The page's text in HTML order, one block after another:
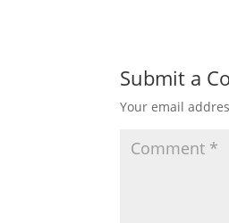
Submit a
Your email